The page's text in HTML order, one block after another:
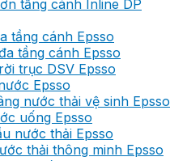
tầng cánh Inline DP
tầng cánh Epsso
tầng cánh Epsso
trục DSV Epsso
Epsso
nước thải vệ sinh Epsso
uống Epsso
nước thải Epsso
thải thông minh Epsso